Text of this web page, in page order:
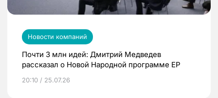
Новости компаний
Почти 3 млн идей: Дмитрий Медведев
рассказал о Новой Народной программе ЕР
20:10 / 25.07.26